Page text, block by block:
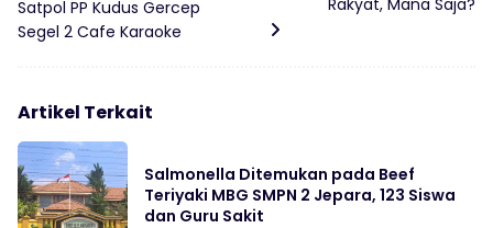
Satpol PP Kudus Gercep
Segel 2 Cafe Karaoke
Artikel Terkait
Salmonella Ditemukan pada Beef
Teriyaki MBG SMPN 2 Jepara, 123 Siswa
dan Guru Sakit